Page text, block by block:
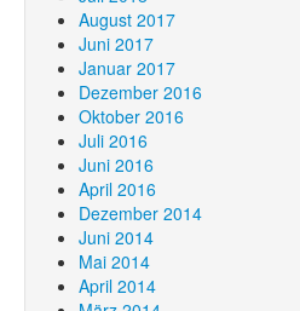
August 2017
Juni 2017
Januar 2017
Dezember 2016
Oktober 2016
Juli 2016
Juni 2016
April 2016
Dezember 2014
Juni 2014
Mai 2014
April 2014